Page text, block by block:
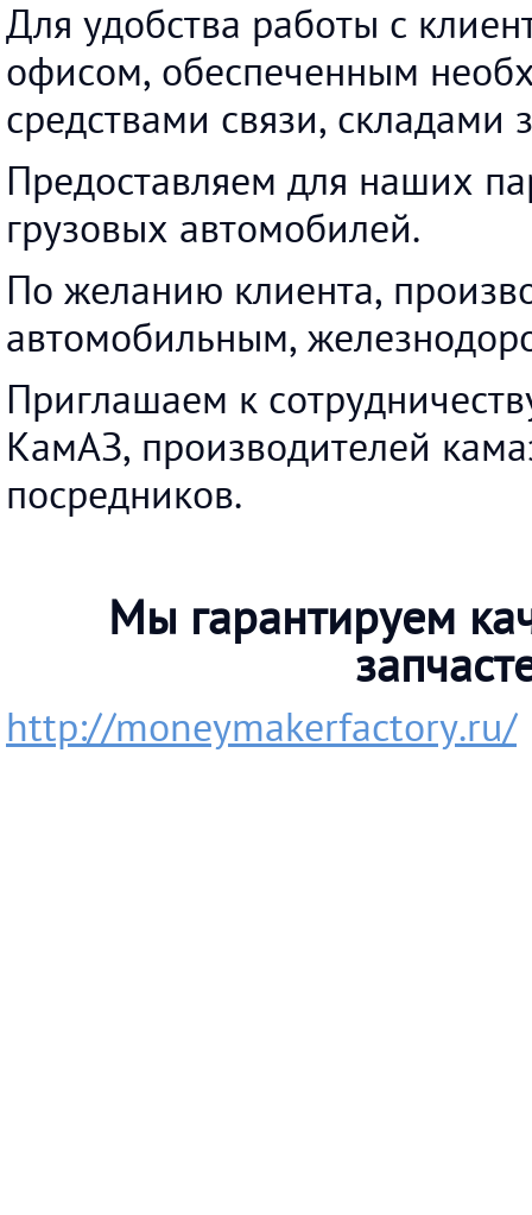
Для удобства работы с
офисом, обеспеченным
средствами связи, складами
Предоставляем для наших
грузовых автомобилей.
По желанию клиента,
автомобильным,
Приглашаем к
КамАЗ, производителей
посредников.
Мы гарантируем
http://moneymakerfactory.ru/